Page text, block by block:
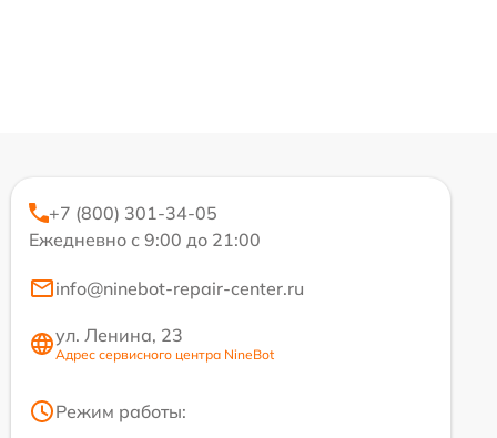
+7 (800) 301-34-05
Ежедневно с 9:00 до 21:00
info@ninebot-repair-center.ru
ул. Ленина, 23
Адрес сервисного центра NineBot
Режим работы: